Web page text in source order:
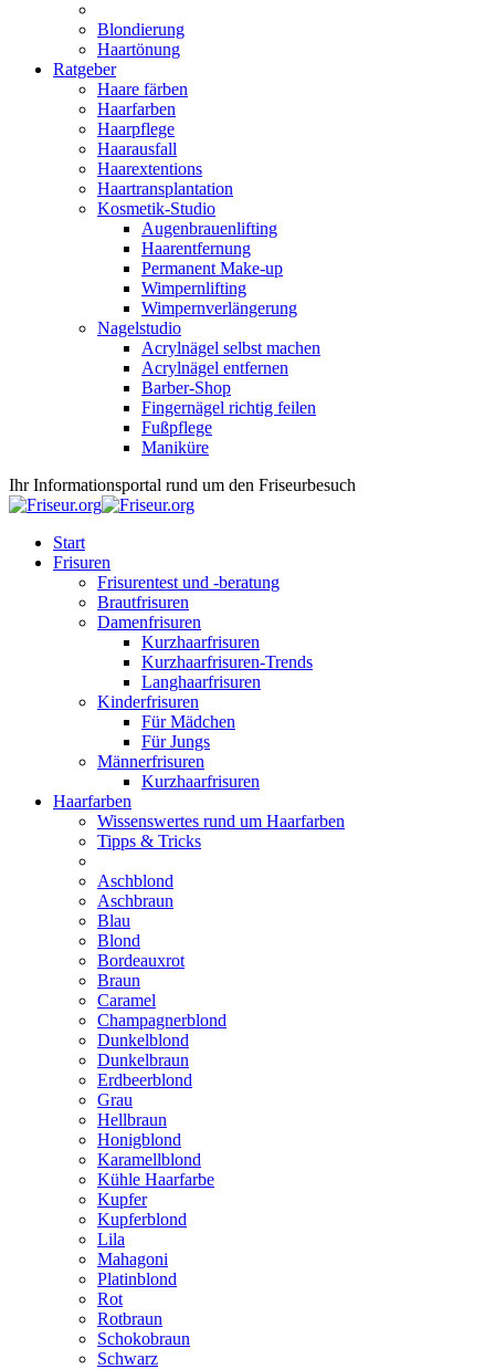
Blondierung
Haartönung
Ratgeber
Haare färben
Haarfarben
Haarpflege
Haarausfall
Haarextentions
Haartransplantation
Kosmetik-Studio
Augenbrauenlifting
Haarentfernung
Permanent Make-up
Wimpernlifting
Wimpernverlängerung
Nagelstudio
Acrylnägel selbst machen
Acrylnägel entfernen
Barber-Shop
Fingernägel richtig feilen
Fußpflege
Maniküre
Ihr Informationsportal rund um den Friseurbesuch
Start
Frisuren
Frisurentest und -beratung
Brautfrisuren
Damenfrisuren
Kurzhaarfrisuren
Kurzhaarfrisuren-Trends
Langhaarfrisuren
Kinderfrisuren
Für Mädchen
Für Jungs
Männerfrisuren
Kurzhaarfrisuren
Haarfarben
Wissenswertes rund um Haarfarben
Tipps & Tricks
Aschblond
Aschbraun
Blau
Blond
Bordeauxrot
Braun
Caramel
Champagnerblond
Dunkelblond
Dunkelbraun
Erdbeerblond
Grau
Hellbraun
Honigblond
Karamellblond
Kühle Haarfarbe
Kupfer
Kupferblond
Lila
Mahagoni
Platinblond
Rot
Rotbraun
Schokobraun
Schwarz